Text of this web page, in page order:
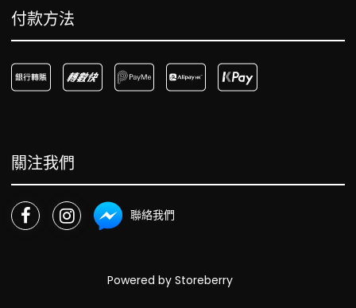
付款方法
關注我們
聯絡我們
Powered by Storeberry